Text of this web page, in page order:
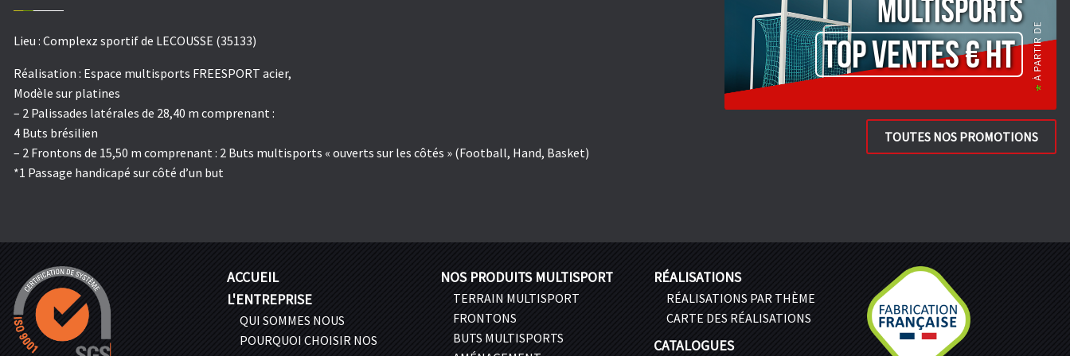
Lieu : Complexz sportif de LECOUSSE (35133)
Réalisation : Espace multisports FREESPORT acier,
Modèle sur platines
– 2 Palissades latérales de 28,40 m comprenant :
4 Buts brésilien
– 2 Frontons de 15,50 m comprenant : 2 Buts multisports « ouverts sur les côtés » (Football, Hand, Basket)
*1 Passage handicapé sur côté d’un but
Multisports
TOP VENTES € HT
TOUTES NOS PROMOTIONS
ACCUEIL
L'ENTREPRISE
QUI SOMMES NOUS
POURQUOI CHOISIR NOS
NOS PRODUITS MULTISPORT
TERRAIN MULTISPORT
FRONTONS
BUTS MULTISPORTS
RÉALISATIONS
RÉALISATIONS PAR THÈME
CARTE DES RÉALISATIONS
CATALOGUES